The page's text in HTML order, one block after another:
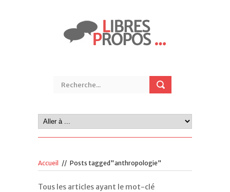
Accueil // Posts tagged"anthropologie"
Tous les articles ayant le mot-clé